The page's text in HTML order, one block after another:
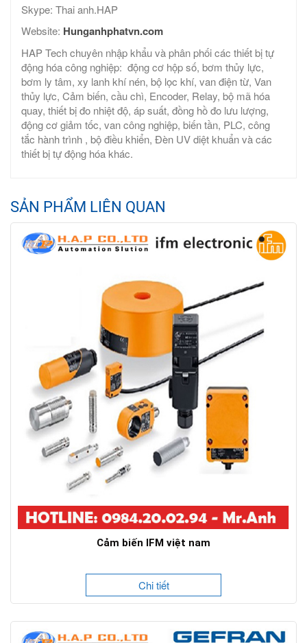
Skype: Thai anh.HAP
Website: Hunganhphatvn.com
HAP Tech chuyên nhập khẩu và phân phối các thiết bị tự
động hóa công nghiệp: động cơ hộp số, bơm thủy lực,
bơm ly tâm, xy lanh khí nén, bộ lọc khí, van điện từ, Van
thủy lực, Cảm biến, cầu chì, Encoder, Relay, bộ mã hóa
quay, thiết bị đo nhiệt độ, áp suất, đồng hồ đo lưu lượng,
động cơ giảm tốc, van công nghiệp, biến tần, PLC, công
tắc hành trình , bộ điều khiển, Đèn UV diệt khuẩn và các
thiết bị tự động hóa khác.
SẢN PHẨM LIÊN QUAN
Cảm biến IFM việt nam
Chi tiết